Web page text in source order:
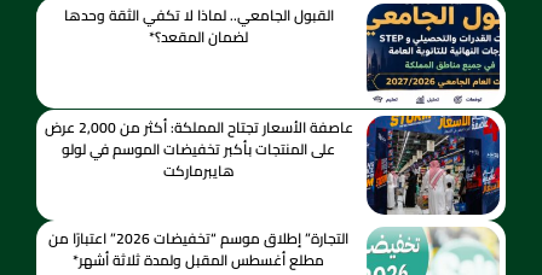
القبول الجامعي.. لماذا لا تكفي الثقة وحدها
لضمان المقعد؟*
عاصفة الأسعار تجتاح المملكة: أكثر من 2,000 عرض
على المنتجات بأكبر تخفيضات الموسم في لولو
هايبرماركت
التجارة” إطلاق موسم “تخفيضات 2026” اعتبارًا من
مطلع أغسطس المقبل ولمدة ثلاثة أشهر*